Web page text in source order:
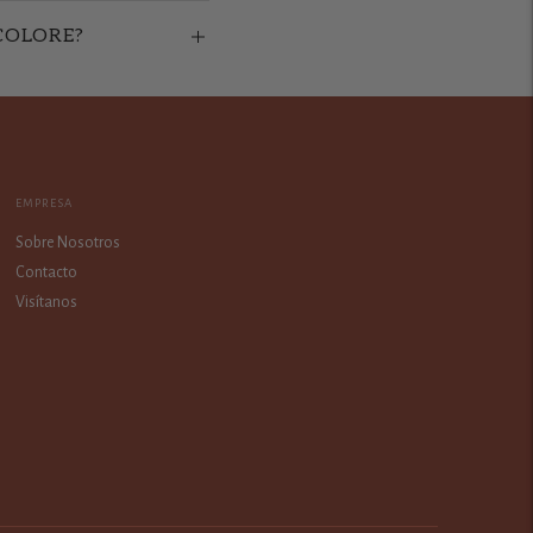
EMPRESA
Sobre Nosotros
Contacto
Visítanos